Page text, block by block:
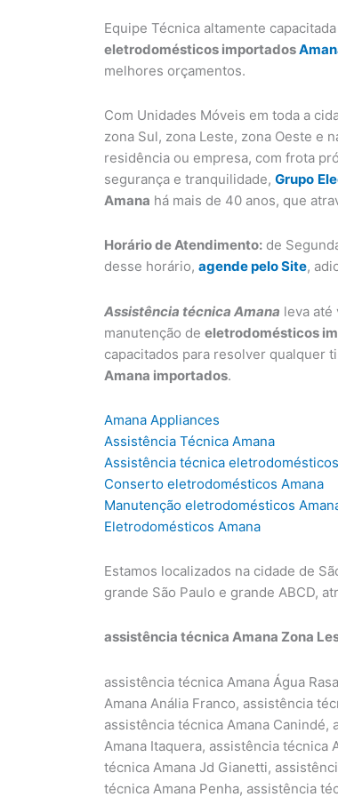
Equipe Técnica altamente
eletrodomésticos importados
melhores orçamentos.
Com Unidades Móveis em toda a
zona Sul, zona Leste, zona Oeste e
residência ou empresa, com frota
segurança e tranquilidade, Grupo
Amana há mais de 40 anos, que
Horário de Atendimento: de
desse horário, agende pelo Site,
Assistência técnica Amana leva até
manutenção de eletrodomésticos
capacitados para resolver qualquer
Amana importados.
Amana Appliances
Assistência Técnica Amana
Assistência técnica
Conserto eletrodomésticos Amana
Manutenção eletrodomésticos
Eletrodomésticos Amana
Estamos localizados na cidade de
grande São Paulo e grande ABCD,
assistência técnica Amana Zona
assistência técnica Amana Água
Amana Anália Franco, assistência
assistência técnica Amana Canindé,
Amana Itaquera, assistência técnica
técnica Amana Jd Gianetti,
técnica Amana Penha, assistência